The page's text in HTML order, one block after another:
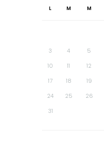
L M M
3
4 5
10
11 12
17
18 19
24
25 26
31